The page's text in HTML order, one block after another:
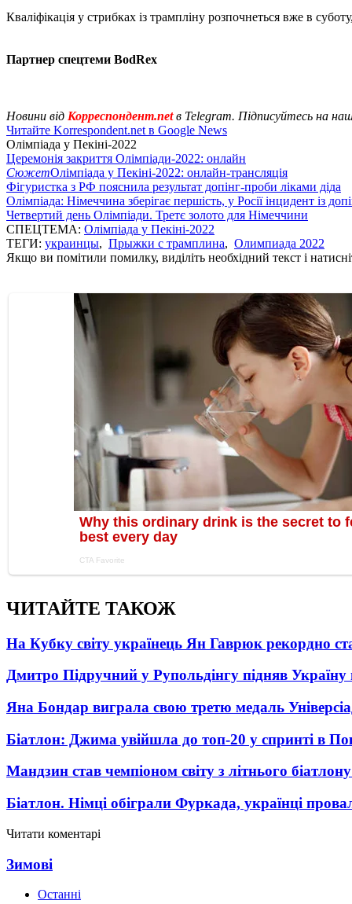
Кваліфікація у стрибках із трампліну розпочнеться вже в
Партнер спецтеми BodRex
Новини від Корреспондент.netв Telegram. Підписуйтесь на
Читайте Korrespondent.net в Google News
Олімпіада у Пекіні-2022
Церемонія закриття Олімпіади-2022: онлайн
СюжетОлімпіада у Пекіні-2022: онлайн-трансляція
Фігуристка з РФ пояснила результат допінг-проби ліками діда
Олімпіада: Німеччина зберігає першість, у Росії інцидент із
Четвертий день Олімпіади. Третє золото для Німеччини
СПЕЦТЕМА: Олімпіада у Пекіні-2022
ТЕГИ: украинцы, Прыжки с трамплина, Олимпиада 2022
Якщо ви помітили помилку, виділіть необхідний текст і
ЧИТАЙТЕ ТАКОЖ
На Кубку світу українець Ян Гаврюк рекордно
Дмитро Підручний у Рупольдінгу підняв Україну
Яна Бондар виграла свою третю медаль
Біатлон: Джима увійшла до топ-20 у спринті в
Мандзин став чемпіоном світу з літнього
Біатлон. Німці обіграли Фуркада, українці
Читати коментарі
Зимові
Останні